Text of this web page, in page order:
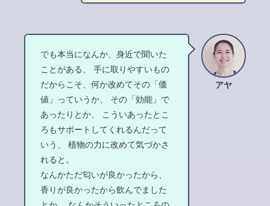
アヤ
でも本当になんか、身近で聞いた
ことがある、 手に取りやすいもの
だからこそ、何か改めてその「価
値」っていうか、 その「効能」で
あったりとか、 こういあったとこ
ろもサポートしてくれるんだって
いう、 植物の力に改めて気づかさ
れると。
なんかただ匂いが良かったから、
香りが良かったから飲んでました